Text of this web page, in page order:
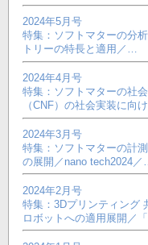
2024年5月号
特集：ソフトマターの分
トリーの特長と適用／…
2024年4月号
特集：ソフトマターの社
（CNF）の社会実装に向
2024年3月号
特集：ソフトマターの計
の展開／nano tech2024／…
2024年2月号
特集：3Dプリンティング
ロボットへの適用展開／